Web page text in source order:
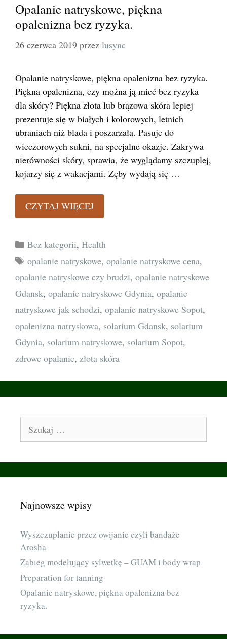
Opalanie natryskowe, piękna
opalenizna bez ryzyka.
26 czerwca 2019 przez lusync
Opalanie natryskowe, piękna opalenizna bez ryzyka.
Piękna opalenizna, czy można ją mieć bez ryzyka
dla skóry? Piękna złota lub brązowa skóra lepiej
prezentuje się w białych i kolorowych, letnich
ubraniach niż blada i poszarzała. Pasuje do
wieczorowych sukni, na specjalne okazje. Zakrywa
nierówności skóry, sprawia, że wyglądamy szczuplej,
kojarzy się z wakacjami. Zęby wydają się …
CZYTAJ WIĘCEJ
Kategorie
Bez kategorii, Health
Tagi
opalanie natryskowe, opalanie natryskowe cena,
opalanie natryskowe czy brudzi, opalanie natryskowe
Gdansk, opalanie natryskowe Gdynia, opalanie
natryskowe jak schodzi, opalanie natryskowe Sopot,
opalenizna natryskowa, solarium Gdansk, solarium
Gdynia, solarium natryskowe, solarium Sopot,
zdrowe opalanie, złota skóra
Najnowsze wpisy
Wyszczuplanie przez owijanie czyli bandaże
Arosha
Zabieg modelujący sylwetkę – GUAM i body wrap
Preparation for tanning
Opalanie natryskowe, piękna opalenizna bez
ryzyka.